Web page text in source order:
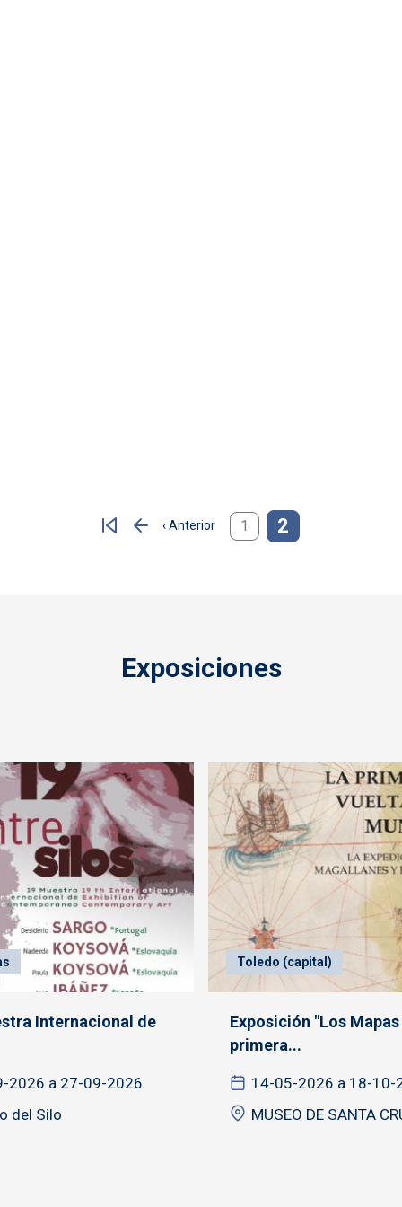
‹ Anterior
Página anterior
1 2
Exposiciones
Internacional de
2026 a 27-09-2026
del Silo
Toledo (capital)
Exposición "Los Mapas
primera...
14-05-2026 a 18-10-
MUSEO DE SANTA